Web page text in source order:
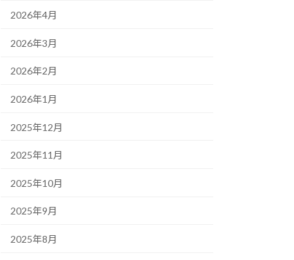
2026年4月
2026年3月
2026年2月
2026年1月
2025年12月
2025年11月
2025年10月
2025年9月
2025年8月